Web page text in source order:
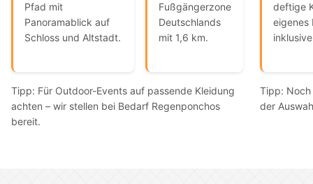
Pfad mit
Panoramablick auf
Schloss und Altstadt.
Fußgängerzone
Deutschlands
mit 1,6 km.
deftige
eigenes
Tipp: Für Outdoor-Events auf passende Kleidung
achten – wir stellen bei Bedarf Regenponchos
bereit.
Tipp: Noch
der